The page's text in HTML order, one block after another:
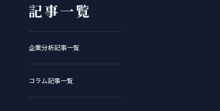
記事一覧
企業分析記事一覧
コラム記事一覧